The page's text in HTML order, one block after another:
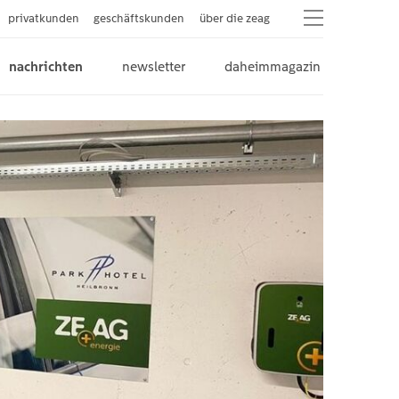
privatkunden geschäftskunden über die zeag
nachrichten newsletter daheimmagazin